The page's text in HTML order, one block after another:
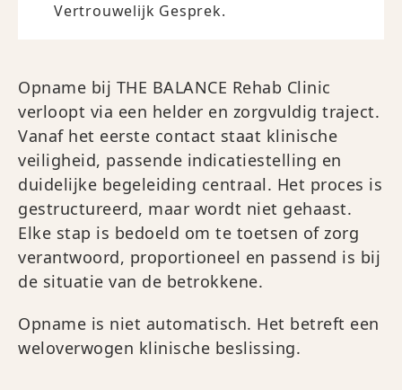
Vertrouwelijk Gesprek.
Opname bij THE BALANCE Rehab Clinic
verloopt via een helder en zorgvuldig traject.
Vanaf het eerste contact staat klinische
veiligheid, passende indicatiestelling en
duidelijke begeleiding centraal. Het proces is
gestructureerd, maar wordt niet gehaast.
Elke stap is bedoeld om te toetsen of zorg
verantwoord, proportioneel en passend is bij
de situatie van de betrokkene.
Opname is niet automatisch. Het betreft een
weloverwogen klinische beslissing.